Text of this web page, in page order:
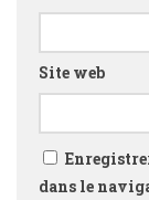
Site web
dans le